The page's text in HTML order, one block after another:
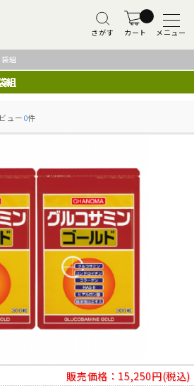
さがす カート メニュー
組
組
ュー0件
販売価格： 15,250円(税込)